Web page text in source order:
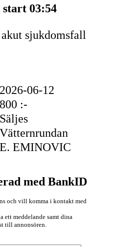
03:54
sjukdomsfall
2026-06-12
800 :-
Säljes
Vätternrundan
E. EMINOVIC
med BankID
och vill komma i kontakt med
ett meddelande samt dina
till annonsören.